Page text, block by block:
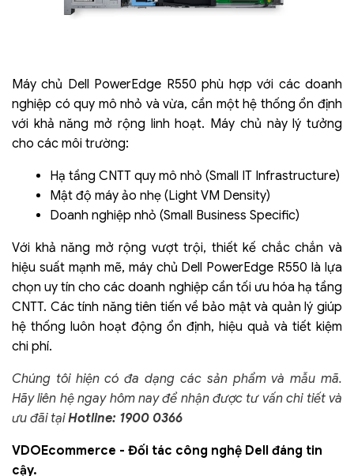
Máy chủ Dell PowerEdge R550 phù hợp với các doanh
nghiệp có quy mô nhỏ và vừa, cần một hệ thống ổn định
với khả năng mở rộng linh hoạt. Máy chủ này lý tưởng
cho các môi trường:
Hạ tầng CNTT quy mô nhỏ (Small IT Infrastructure)
Mật độ máy ảo nhẹ (Light VM Density)
Doanh nghiệp nhỏ (Small Business Specific)
Với khả năng mở rộng vượt trội, thiết kế chắc chắn và
hiệu suất mạnh mẽ, máy chủ Dell PowerEdge R550 là lựa
chọn uy tín cho các doanh nghiệp cần tối ưu hóa hạ tầng
CNTT. Các tính năng tiên tiến về bảo mật và quản lý giúp
hệ thống luôn hoạt động ổn định, hiệu quả và tiết kiệm
chi phí.
Chúng tôi hiện có đa dạng các sản phẩm và mẫu mã.
Hãy liên hệ ngay hôm nay để nhận được tư vấn chi tiết và
ưu đãi tạiHotline: 1900 0366
VDOEcommerce - Đối tác công nghệ Dell đáng tin
cậy.